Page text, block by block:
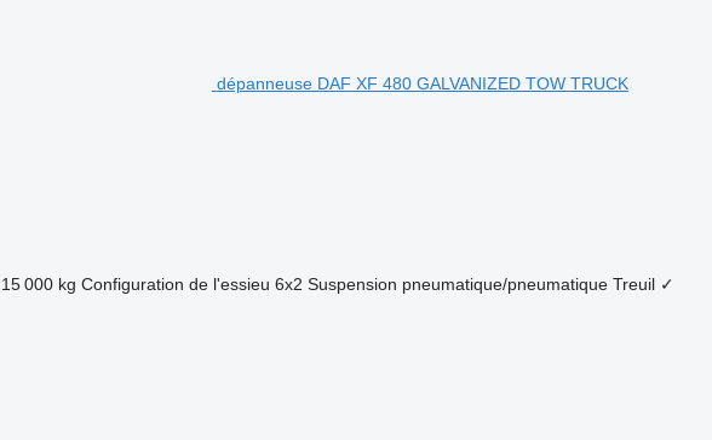
dépanneuse DAF XF 480 GALVANIZED TOW TRUCK
15 000 kg Configuration de l'essieu 6x2 Suspension pneumatique/pneumatique Treuil ✓